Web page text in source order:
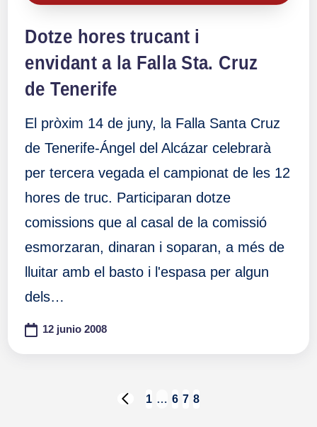
Dotze hores trucant i
envidant a la Falla Sta. Cruz
de Tenerife
El pròxim 14 de juny, la Falla Santa Cruz
de Tenerife-Ángel del Alcázar celebrarà
per tercera vegada el campionat de les 12
hores de truc. Participaran dotze
comissions que al casal de la comissió
esmorzaran, dinaran i soparan, a més de
lluitar amb el basto i l'espasa per algun
dels…
12 junio 2008
Paginación
PÁGINA
1 … 6 7 8